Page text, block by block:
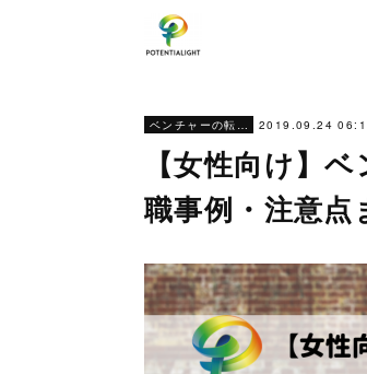
ベンチャーの転職ノウハウ 2019.09.24
【女性向け】
職事例・注意点